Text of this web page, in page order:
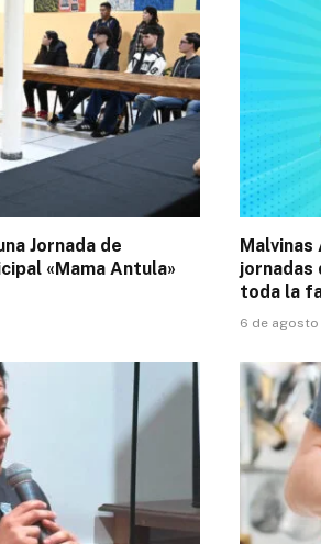
Jornada de
«Mama Antula»
jornadas
toda la
6 de agosto